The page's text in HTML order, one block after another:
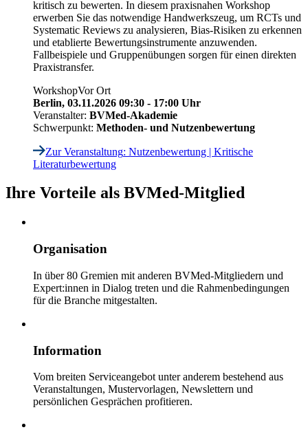
kritisch zu bewerten. In diesem praxisnahen Workshop
erwerben Sie das notwendige Handwerkszeug, um RCTs und
Systematic Reviews zu analysieren, Bias-Risiken zu erkennen
und etablierte Bewertungsinstrumente anzuwenden.
Fallbeispiele und Gruppenübungen sorgen für einen direkten
Praxistransfer.
WorkshopVor Ort
Berlin, 03.11.2026 09:30 - 17:00 Uhr
Veranstalter: BVMed-Akademie
Schwerpunkt: Methoden- und Nutzenbewertung
Zur Veranstaltung: Nutzenbewertung | Kritische
Literaturbewertung
Ihre Vorteile als BVMed-Mitglied
Organisation
In über 80 Gremien mit anderen BVMed-Mitgliedern und
Expert:innen in Dialog treten und die Rahmenbedingungen
für die Branche mitgestalten.
Information
Vom breiten Serviceangebot unter anderem bestehend aus
Veranstaltungen, Mustervorlagen, Newslettern und
persönlichen Gesprächen profitieren.